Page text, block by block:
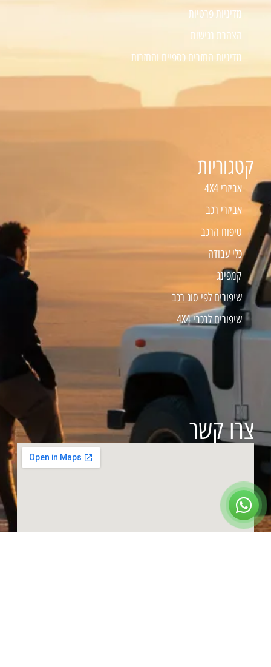
מדיניות פרטיות
הצהרת נגישות
מדיניות החזרים כספיים והחזרות
קטגוריות
אביזרי 4X4
אביזרי רכב
טיפוח הרכב
כלי עבודה
קמפינג
שיפורים לפי סוג רכב
שיפורים לרכבי 4X4
צרו קשר